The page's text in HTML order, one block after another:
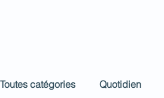
Toutes catégories Quotidien